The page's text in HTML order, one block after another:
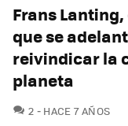
Frans
que se
reivindicar la
planeta
2 COMENTARIOS
HACE 7 AÑOS